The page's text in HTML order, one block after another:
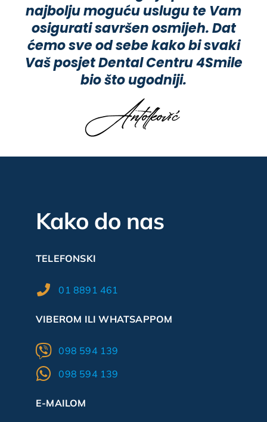
najbolju moguću uslugu te Vam
osigurati savršen osmijeh. Dat
ćemo sve od sebe kako bi svaki
Vaš posjet Dental Centru 4Smile
bio što ugodniji.
Kako do nas
TELEFONSKI
01 8891 461
VIBEROM ILI WHATSAPPOM
098 594 139
098 594 139
E-MAILOM